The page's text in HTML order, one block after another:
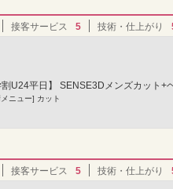
接客サービス 5 技術・仕上がり
割U24平日】 SENSE3Dメンズカット
ニュー] カット
接客サービス 5 技術・仕上がり